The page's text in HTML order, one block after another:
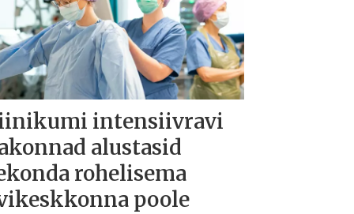
intensiivravi
alustasid
rohelisema
poole